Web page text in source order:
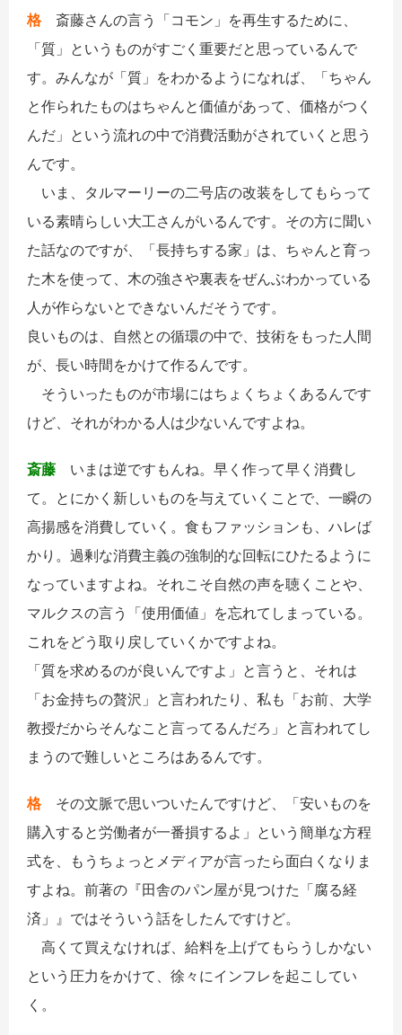
格斎藤さんの言う「コモン」を再生するために、
「質」というものがすごく重要だと思っているんで
す。みんなが「質」をわかるようになれば、「ちゃん
と作られたものはちゃんと価値があって、価格がつく
んだ」という流れの中で消費活動がされていくと思う
んです。
いま、タルマーリーの二号店の改装をしてもらって
いる素晴らしい大工さんがいるんです。その方に聞い
た話なのですが、「長持ちする家」は、ちゃんと育っ
た木を使って、木の強さや裏表をぜんぶわかっている
人が作らないとできないんだそうです。
良いものは、自然との循環の中で、技術をもった人間
が、長い時間をかけて作るんです。
そういったものが市場にはちょくちょくあるんです
けど、それがわかる人は少ないんですよね。
斎藤 いまは逆ですもんね。早く作って早く消費し
て。とにかく新しいものを与えていくことで、一瞬の
高揚感を消費していく。食もファッションも、ハレば
かり。過剰な消費主義の強制的な回転にひたるように
なっていますよね。それこそ自然の声を聴くことや、
マルクスの言う「使用価値」を忘れてしまっている。
これをどう取り戻していくかですよね。
「質を求めるのが良いんですよ」と言うと、それは
「お金持ちの贅沢」と言われたり、私も「お前、大学
教授だからそんなこと言ってるんだろ」と言われてし
まうので難しいところはあるんです。
格その文脈で思いついたんですけど、「安いものを
購入すると労働者が一番損するよ」という簡単な方程
式を、もうちょっとメディアが言ったら面白くなりま
すよね。前著の『田舎のパン屋が見つけた「腐る経
済」』ではそういう話をしたんですけど。
高くて買えなければ、給料を上げてもらうしかない
という圧力をかけて、徐々にインフレを起こしてい
く。